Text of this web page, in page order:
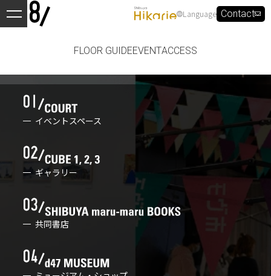
Language Contact
FLOOR GUIDEEVENTACCESS
イベントスペース
ギャラリー
共同書店